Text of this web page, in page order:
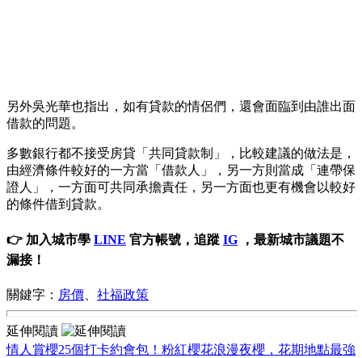
另外吳光華也指出，如有貸款的情侶們，還會面臨到由誰出面
借款的問題。
多數銀行都不接受房貸「共同貸款制」，比較建議的做法是，
由經濟條件較好的一方當「借款人」，另一方則當成「連帶保
證人」，一方面可共同承擔責任，另一方面也更有機會以較好
的條件借到貸款。
👉 加入城市學 LINE 官方帳號，追蹤 IG ，最新城市議題不
漏接！
關鍵字： 房價 社福政策
延伸閱讀
情人賞櫻25個打卡約會包！粉紅櫻花浪漫夜櫻，花期地點最強